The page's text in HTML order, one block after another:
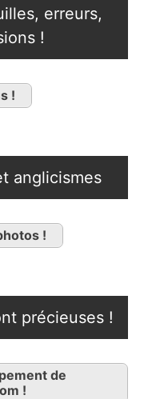
erreurs,
!
!
anglicismes
!
précieuses !
de
!